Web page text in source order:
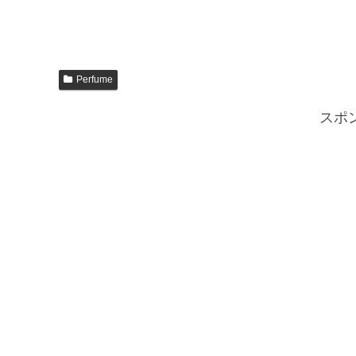
Perfume
スポ